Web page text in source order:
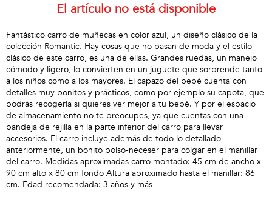
El artículo no está disponible
Fantástico carro de muñecas en color azul, un diseño clásico de la
colección Romantic. Hay cosas que no pasan de moda y el estilo
clásico de este carro, es una de ellas. Grandes ruedas, un manejo
cómodo y ligero, lo convierten en un juguete que sorprende tanto
a los niños como a los mayores. El capazo del bebé cuenta con
detalles muy bonitos y prácticos, como por ejemplo su capota, que
podrás recogerla si quieres ver mejor a tu bebé. Y por el espacio
de almacenamiento no te preocupes, ya que cuentas con una
bandeja de rejilla en la parte inferior del carro para llevar
accesorios. El carro incluye además de todo lo detallado
anteriormente, un bonito bolso-neceser para colgar en el manillar
del carro. Medidas aproximadas carro montado: 45 cm de ancho x
90 cm alto x 80 cm fondo Altura aproximado hasta el manillar: 86
cm. Edad recomendada: 3 años y más